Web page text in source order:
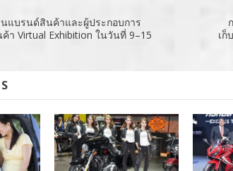
แบรนด์สินค้าและผู้ประกอบการ
า Virtual Exhibition ในวันที่ 9–15
เก็